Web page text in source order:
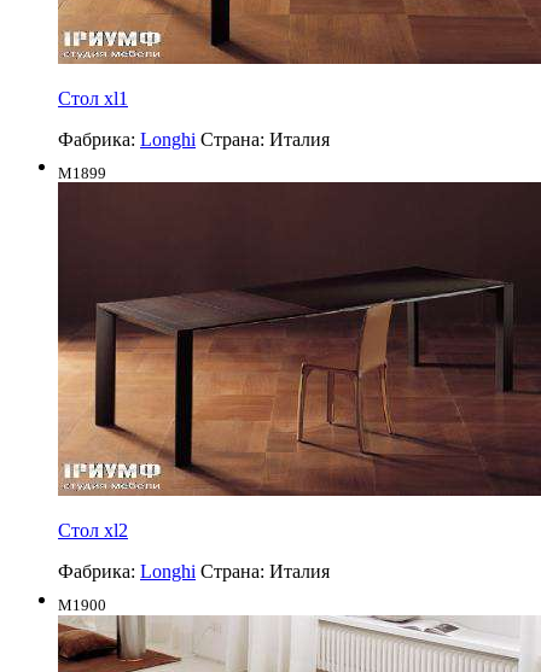
Стол xl1
Фабрика: Longhi Страна: Италия
M1899
Стол xl2
Фабрика: Longhi Страна: Италия
M1900